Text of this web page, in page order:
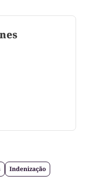
Indenização